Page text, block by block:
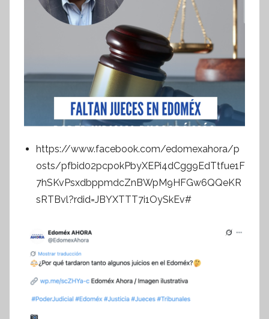
https://www.facebook.com/edomexahora/p
osts/pfbid02pcpokPbyXEPi4dCgg9EdTtfue1F
7hSKvPsxdbppmdcZnBWpM9HFGw6QQeKR
sRTBvl?rdid=JBYXTTT7i1OySkEv#